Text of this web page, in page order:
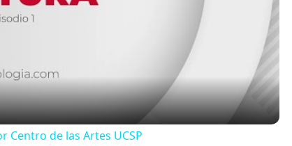
Centro de las Artes UCSP